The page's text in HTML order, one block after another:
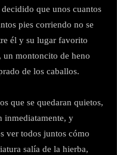
que unos cuantos
pies corriendo no se
él y su lugar favorito
un montoncito de heno
de los caballos.
que se quedaran quietos,
inmediatamente, y
ver todos juntos cómo
salía de la hierba,